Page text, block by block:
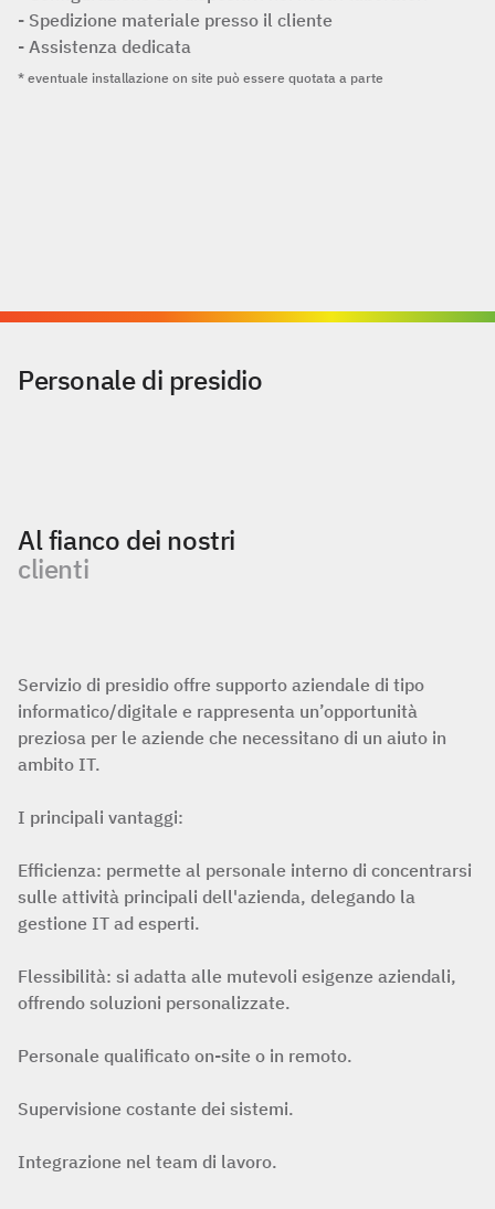
- Spedizione materiale presso il cliente
- Assistenza dedicata
* eventuale installazione on site può essere quotata a parte
Personale di presidio
Al fianco dei nostri
clienti
Servizio di presidio offre supporto aziendale di tipo
informatico/digitale e rappresenta un’opportunità
preziosa per le aziende che necessitano di un aiuto in
ambito IT.
I principali vantaggi:
Efficienza: permette al personale interno di concentrarsi
sulle attività principali dell'azienda, delegando la
gestione IT ad esperti.
Flessibilità: si adatta alle mutevoli esigenze aziendali,
offrendo soluzioni personalizzate.
Personale qualificato on-site o in remoto.
Supervisione costante dei sistemi.
Integrazione nel team di lavoro.